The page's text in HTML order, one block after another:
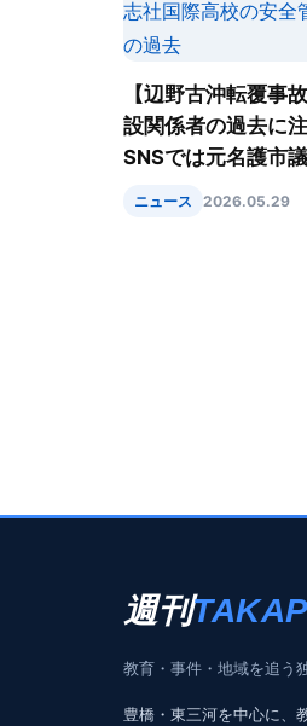
【辺野古沖転覆事
設関係者の過去に
SNSでは元名護市
ニュース 2026.05.29
週刊
教育・事件・地域を追う
豊橋・東三河を中心に、